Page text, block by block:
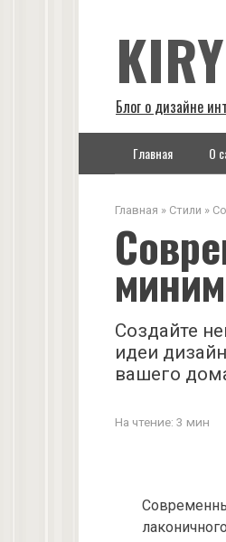
Блог о дизайне
Главная О
Главная » Стили »
Создайте
идеи
вашего
На чтение: 3 мин